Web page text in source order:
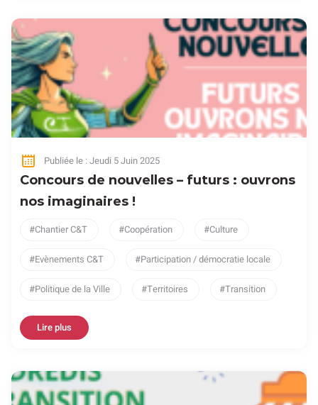
Publiée le : Jeudi 5 Juin 2025
Concours de nouvelles – futurs : ouvrons
nos imaginaires !
Chantier C&T Coopération Culture
Evènements C&T Participation / démocratie locale
Politique de la Ville Territoires Transition
Lire plus